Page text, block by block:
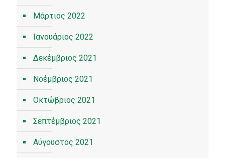
Μάρτιος 2022
Ιανουάριος 2022
Δεκέμβριος 2021
Νοέμβριος 2021
Οκτώβριος 2021
Σεπτέμβριος 2021
Αύγουστος 2021